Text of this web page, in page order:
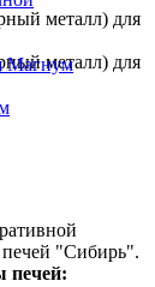
Магнум
печей "Сибирь".
печей: